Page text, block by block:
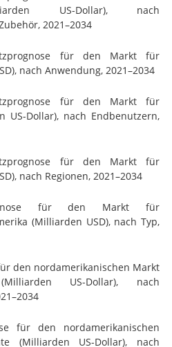
US-Dollar), nach
2021–2034
für den Markt für
nach Anwendung, 2021–2034
für den Markt für
US-Dollar), nach Endbenutzern,
für den Markt für
nach Regionen, 2021–2034
für den Markt für
(Milliarden USD), nach Typ,
den nordamerikanischen Markt
US-Dollar), nach
für den nordamerikanischen
(Milliarden US-Dollar), nach